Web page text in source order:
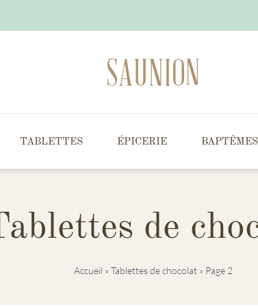
TABLETTES ÉPICERIE BAPTÊMES
de
Accueil » Tablettes de chocolat » Page 2